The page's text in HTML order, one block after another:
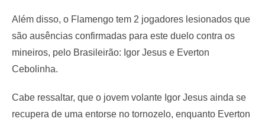
Além disso, o Flamengo tem 2 jogadores lesionados que
são ausências confirmadas para este duelo contra os
mineiros, pelo Brasileirão: Igor Jesus e Everton
Cebolinha.
Cabe ressaltar, que o jovem volante Igor Jesus ainda se
recupera de uma entorse no tornozelo, enquanto Everton